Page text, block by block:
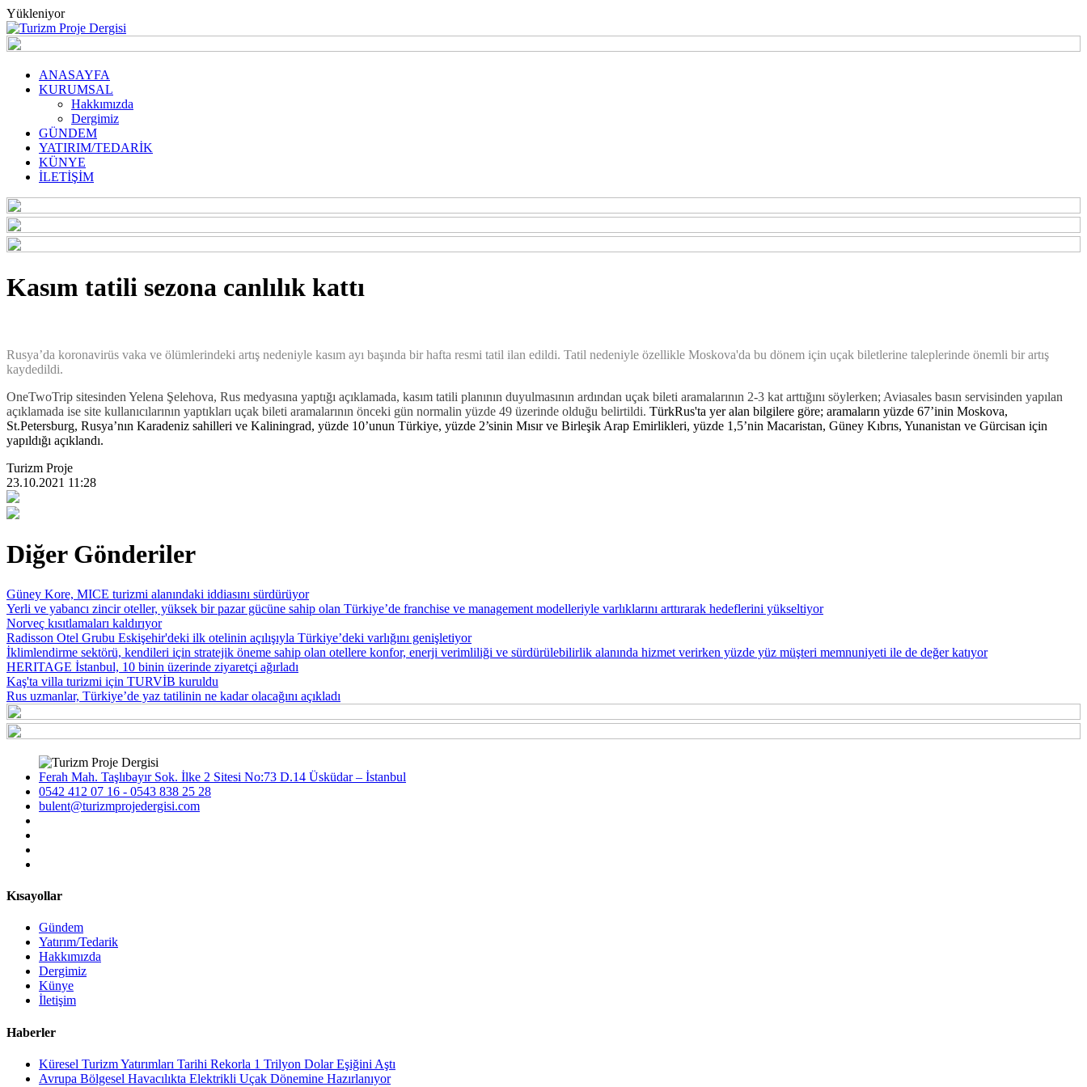
Yükleniyor
ANASAYFA
KURUMSAL
Hakkımızda
Dergimiz
GÜNDEM
YATIRIM/TEDARİK
KÜNYE
İLETİŞİM
Kasım tatili sezona canlılık kattı
Rusya’da koronavirüs vaka ve ölümlerindeki artış nedeniyle kasım ayı başında bir hafta resmi tatil ilan edildi. Tatil nedeniyle özellikle Moskova'da bu dönem için uçak biletlerine taleplerinde önemli bir artış
kaydedildi.
OneTwoTrip sitesinden Yelena Şelehova, Rus medyasına yaptığı açıklamada, kasım tatili planının duyulmasının ardından uçak bileti aramalarının 2-3 kat arttığını söylerken; Aviasales basın servisinden yapılan
açıklamada ise site kullanıcılarının yaptıkları uçak bileti aramalarının önceki gün normalin yüzde 49 üzerinde olduğu belirtildi. TürkRus'ta yer alan bilgilere göre; aramaların yüzde 67’inin Moskova,
St.Petersburg, Rusya’nın Karadeniz sahilleri ve Kaliningrad, yüzde 10’unun Türkiye, yüzde 2’sinin Mısır ve Birleşik Arap Emirlikleri, yüzde 1,5’nin Macaristan, Güney Kıbrıs, Yunanistan ve Gürcisan için
yapıldığı açıklandı.
Turizm Proje
23.10.2021 11:28
Diğer Gönderiler
Güney Kore, MICE turizmi alanındaki iddiasını sürdürüyor
Yerli ve yabancı zincir oteller, yüksek bir pazar gücüne sahip olan Türkiye’de franchise ve management modelleriyle varlıklarını arttırarak hedeflerini yükseltiyor
Norveç kısıtlamaları kaldırıyor
Radisson Otel Grubu Eskişehir'deki ilk otelinin açılışıyla Türkiye’deki varlığını genişletiyor
İklimlendirme sektörü, kendileri için stratejik öneme sahip olan otellere konfor, enerji verimliliği ve sürdürülebilirlik alanında hizmet verirken yüzde yüz müşteri memnuniyeti ile de değer katıyor
HERITAGE İstanbul, 10 binin üzerinde ziyaretçi ağırladı
Kaş'ta villa turizmi için TURVİB kuruldu
Rus uzmanlar, Türkiye’de yaz tatilinin ne kadar olacağını açıkladı
Ferah Mah. Taşlıbayır Sok. İlke 2 Sitesi No:73 D.14 Üsküdar – İstanbul
0542 412 07 16 - 0543 838 25 28
bulent@turizmprojedergisi.com
Kısayollar
Gündem
Yatırım/Tedarik
Hakkımızda
Dergimiz
Künye
İletişim
Haberler
Küresel Turizm Yatırımları Tarihi Rekorla 1 Trilyon Dolar Eşiğini Aştı
Avrupa Bölgesel Havacılıkta Elektrikli Uçak Dönemine Hazırlanıyor